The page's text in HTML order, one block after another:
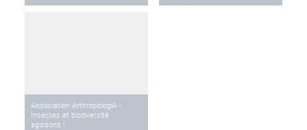
Association ArthropologiA -
Insectes et biodiversité,
agissons !